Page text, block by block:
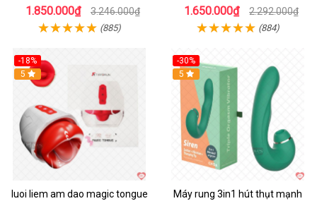
1.850.000₫ 3.246.000₫
(885)
1.650.000₫ 2.292.000₫
(884)
-18%
Hot
5
luoi liem am dao magic tongue
-30%
Hot
5
Máy rung 3in1 hút thụt mạnh